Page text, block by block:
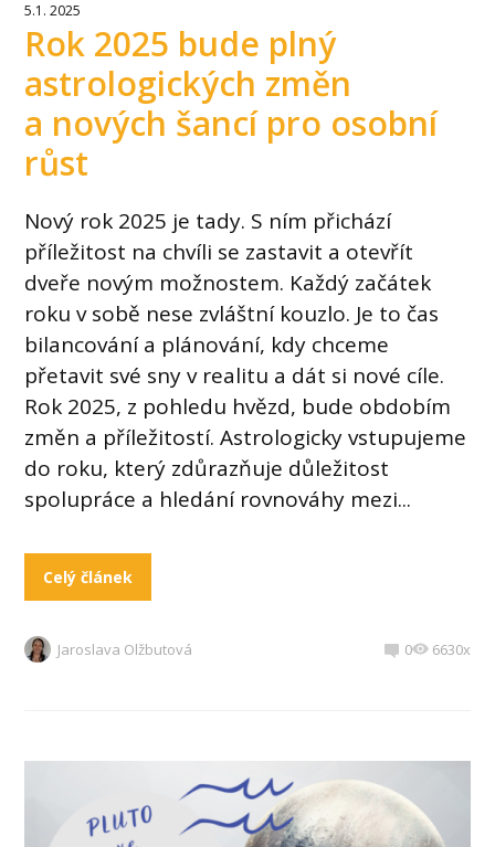
5.1. 2025
Rok 2025 bude plný
astrologických změn
a nových šancí pro osobní
růst
Nový rok 2025 je tady. S ním přichází
příležitost na chvíli se zastavit a otevřít
dveře novým možnostem. Každý začátek
roku v sobě nese zvláštní kouzlo. Je to čas
bilancování a plánování, kdy chceme
přetavit své sny v realitu a dát si nové cíle.
Rok 2025, z pohledu hvězd, bude obdobím
změn a příležitostí. Astrologicky vstupujeme
do roku, který zdůrazňuje důležitost
spolupráce a hledání rovnováhy mezi...
Celý článek
Jaroslava Olžbutová 0 6630x